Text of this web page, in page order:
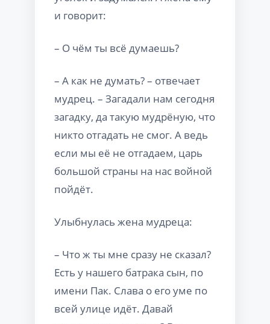
и говорит:
– О чём ты всё думаешь?
– А как не думать? – отвечает
мудрец. – Загадали нам сегодня
загадку, да такую мудрёную, что
никто отгадать не смог. А ведь
если мы её не отгадаем, царь
большой страны на нас войной
пойдёт.
Улыбнулась жена мудреца:
– Что ж ты мне сразу не сказал?
Есть у нашего батрака сын, по
имени Пак. Слава о его уме по
всей улице идёт. Давай